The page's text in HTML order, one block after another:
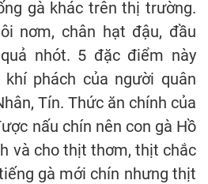
gà khác trên thị trường.
nơm, chân hạt đậu, đầu
nhót. 5 đặc điểm này
phách của người quân
Tín. Thức ăn chính của
nấu chín nên con gà Hồ
và cho thịt thơm, thịt chắc
gà mới chín nhưng thịt